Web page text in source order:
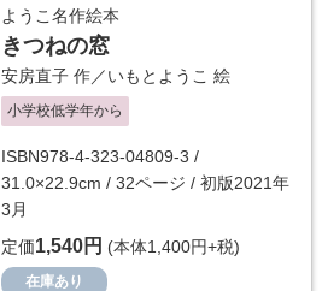
ようこ名作絵本
きつねの窓
安房直子 作／いもとようこ 絵
小学校低学年から
ISBN978-4-323-04809-3 /
31.0×22.9cm / 32ページ / 初版2021年
3月
定価1,540円 (本体1,400円+税)
在庫あり